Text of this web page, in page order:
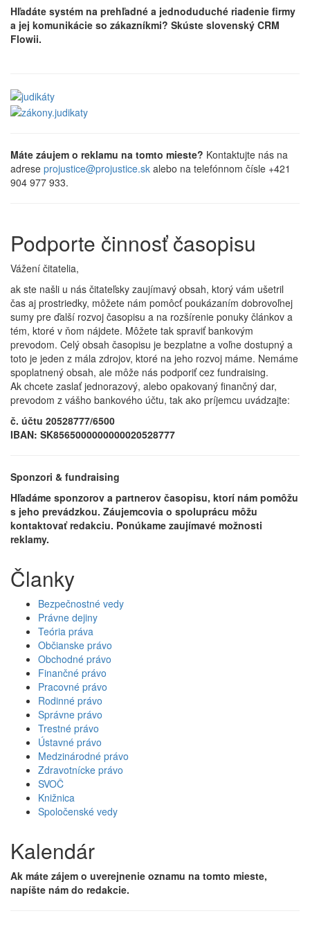
Hľadáte systém na prehľadné a jednoduduché riadenie firmy
a jej komunikácie so zákazníkmi? Skúste slovenský CRM
Flowii.
Máte záujem o reklamu na tomto mieste? Kontaktujte nás na
adrese projustice@projustice.sk alebo na telefónnom čísle +421
904 977 933.
Podporte činnosť časopisu
Vážení čitatelia,
ak ste našli u nás čitateľsky zaujímavý obsah, ktorý vám ušetril
čas aj prostriedky, môžete nám pomôcť poukázaním dobrovoľnej
sumy pre ďalší rozvoj časopisu a na rozšírenie ponuky článkov a
tém, ktoré v ňom nájdete. Môžete tak spraviť bankovým
prevodom. Celý obsah časopisu je bezplatne a voľne dostupný a
toto je jeden z mála zdrojov, ktoré na jeho rozvoj máme. Nemáme
spoplatnený obsah, ale môže nás podporiť cez fundraising.
Ak chcete zaslať jednorazový, alebo opakovaný finančný dar,
prevodom z vášho bankového účtu, tak ako príjemcu uvádzajte:
č. účtu 20528777/6500
IBAN: SK8565000000000020528777
Sponzori & fundraising
Hľadáme sponzorov a partnerov časopisu, ktorí nám pomôžu
s jeho prevádzkou. Záujemcovia o spoluprácu môžu
kontaktovať redakciu. Ponúkame zaujímavé možnosti
reklamy.
Članky
Bezpečnostné vedy
Právne dejiny
Teória práva
Občianske právo
Obchodné právo
Finančné právo
Pracovné právo
Rodinné právo
Správne právo
Trestné právo
Ústavné právo
Medzinárodné právo
Zdravotnícke právo
SVOČ
Knižnica
Spoločenské vedy
Kalendár
Ak máte zájem o uverejnenie oznamu na tomto mieste,
napíšte nám do redakcie.